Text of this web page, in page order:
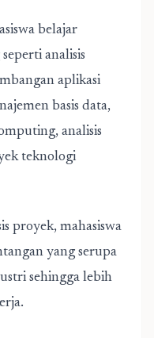
belajar
analisis
aplikasi
basis data,
analisis
teknologi
proyek, mahasiswa
yang serupa
sehingga lebih